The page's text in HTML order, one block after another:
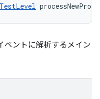
ントに解析するメイン